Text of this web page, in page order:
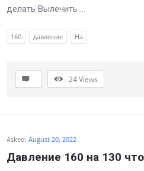
делать Вылечить ...
160 давление На
24Views
Asked: August 20, 2022
Давление 160 на 130